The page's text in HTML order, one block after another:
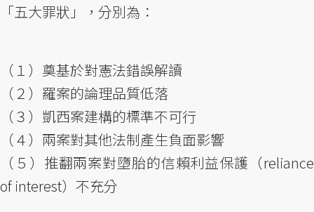
「五大罪狀」，分別為：
（１）奠基於對憲法錯誤解讀
（２）羅案的論理品質低落
（３）凱西案建構的標準不可行
（４）兩案對其他法制產生負面影響
（５）推翻兩案對墮胎的信賴利益保護（reliance
of interest）不充分